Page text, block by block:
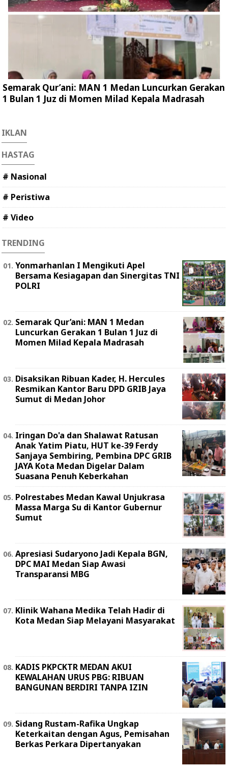
Semarak Qur’ani: MAN 1 Medan Luncurkan Gerakan
1 Bulan 1 Juz di Momen Milad Kepala Madrasah
IKLAN
HASTAG
# Nasional
# Peristiwa
# Video
TRENDING
Yonmarhanlan I Mengikuti Apel
Bersama Kesiagapan dan Sinergitas TNI
POLRI
Semarak Qur’ani: MAN 1 Medan
Luncurkan Gerakan 1 Bulan 1 Juz di
Momen Milad Kepala Madrasah
Disaksikan Ribuan Kader, H. Hercules
Resmikan Kantor Baru DPD GRIB Jaya
Sumut di Medan Johor
Iringan Do'a dan Shalawat Ratusan
Anak Yatim Piatu, HUT ke-39 Ferdy
Sanjaya Sembiring, Pembina DPC GRIB
JAYA Kota Medan Digelar Dalam
Suasana Penuh Keberkahan
Polrestabes Medan Kawal Unjukrasa
Massa Marga Su di Kantor Gubernur
Sumut
Apresiasi Sudaryono Jadi Kepala BGN,
DPC MAI Medan Siap Awasi
Transparansi MBG
Klinik Wahana Medika Telah Hadir di
Kota Medan Siap Melayani Masyarakat
KADIS PKPCKTR MEDAN AKUI
KEWALAHAN URUS PBG: RIBUAN
BANGUNAN BERDIRI TANPA IZIN
Sidang Rustam-Rafika Ungkap
Keterkaitan dengan Agus, Pemisahan
Berkas Perkara Dipertanyakan